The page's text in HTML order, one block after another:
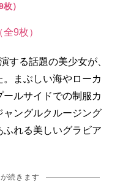
）
9枚）
する話題の美少女が、
まぶしい海やローカ
ルサイドでの制服カ
ャングルクルージング
れる美しいグラビア
続きます